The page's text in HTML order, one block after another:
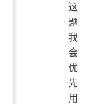
这
题
我
会
优
先
用